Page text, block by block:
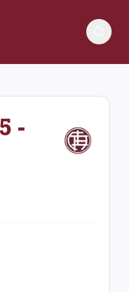
disputado el
-